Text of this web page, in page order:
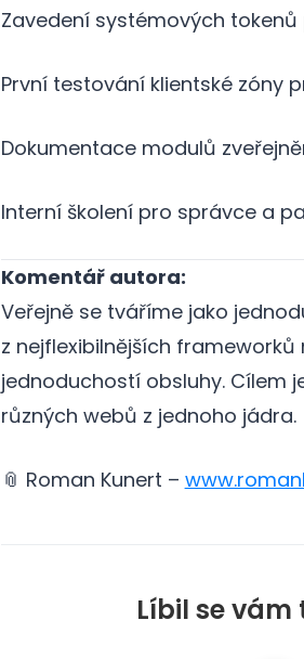
Zavedení systémových tokenů
První testování klientské zóny
Dokumentace modulů
Interní školení pro správce a
Komentář autora:
Veřejně se tváříme jako
z nejflexibilnějších
jednoduchostí obsluhy. Cílem
různých webů z jednoho jádra.
📎 Roman Kunert –
Líbil se vám